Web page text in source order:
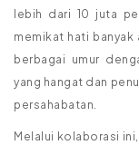
lebih dari 10 juta
memikat hati
berbagai umur
yang hangat dan
persahabatan.
Melalui kolaborasi